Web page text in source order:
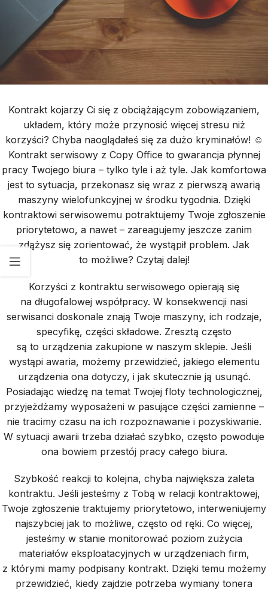
Kontrakt kojarzy Ci się z obciążającym zobowiązaniem,
układem, który może przynosić więcej stresu niż
korzyści? Chyba naoglądałeś się za dużo kryminałów! ☺
Kontrakt serwisowy z Copy Office to gwarancja płynnej
pracy Twojego biura – tylko tyle i aż tyle. Jak komfortowa
jest to sytuacja, przekonasz się wraz z pierwszą awarią
maszyny wielofunkcyjnej w środku tygodnia. Dzięki
kontraktowi serwisowemu potraktujemy Twoje zgłoszenie
priorytetowo, a nawet – zareagujemy jeszcze zanim
zdążysz się zorientować, że wystąpił problem. Jak
to możliwe? Czytaj dalej!
Korzyści z kontraktu serwisowego opierają się
na długofalowej współpracy. W konsekwencji nasi
serwisanci doskonale znają Twoje maszyny, ich rodzaje,
specyfikę, części składowe. Zresztą często
są to urządzenia zakupione w naszym sklepie. Jeśli
wystąpi awaria, możemy przewidzieć, jakiego elementu
urządzenia ona dotyczy, i jak skutecznie ją usunąć.
Posiadając wiedzę na temat Twojej floty technologicznej,
przyjeżdżamy wyposażeni w pasujące części zamienne –
nie tracimy czasu na ich rozpoznawanie i pozyskiwanie.
W sytuacji awarii trzeba działać szybko, często powoduje
ona bowiem przestój pracy całego biura.
Szybkość reakcji to kolejna, chyba największa zaleta
kontraktu. Jeśli jesteśmy z Tobą w relacji kontraktowej,
Twoje zgłoszenie traktujemy priorytetowo, interweniujemy
najszybciej jak to możliwe, często od ręki. Co więcej,
jesteśmy w stanie monitorować poziom zużycia
materiałów eksploatacyjnych w urządzeniach firm,
z którymi mamy podpisany kontrakt. Dzięki temu możemy
przewidzieć, kiedy zajdzie potrzeba wymiany tonera